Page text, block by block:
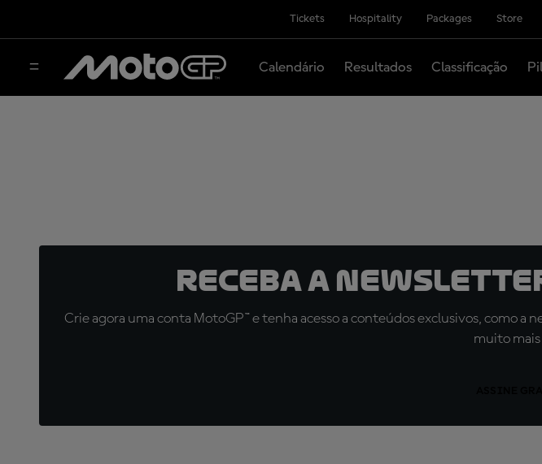
Tickets Hospitality Packages Store
Calendário Resultados Classificação
Receba a
Crie agora uma conta MotoGP™ e tenha acesso a conteúdos exclusivos, como
muito